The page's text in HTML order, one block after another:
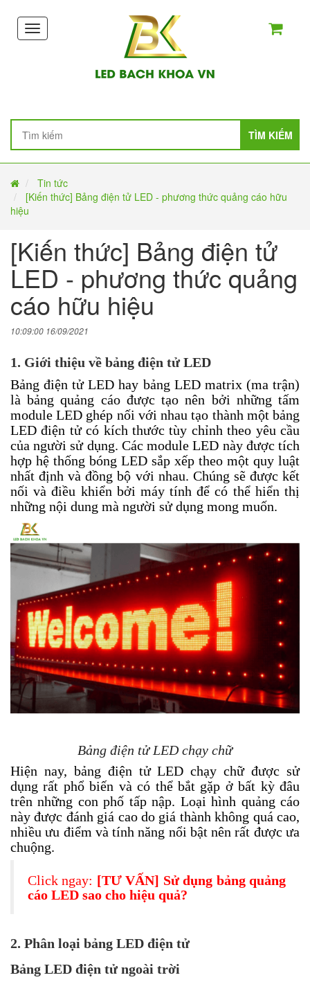
Toggle
navigation
TÌM KIẾM
Tin tức
[Kiến thức] Bảng điện tử LED - phương thức quảng cáo hữu
hiệu
[Kiến thức] Bảng điện tử
LED - phương thức quảng
cáo hữu hiệu
10:09:00 16/09/2021
1. Giới thiệu về bảng điện tử LED
Bảng điện tử LED hay bảng LED matrix (ma trận)
là bảng quảng cáo được tạo nên bởi những tấm
module LED ghép nối với nhau tạo thành một bảng
LED điện tử có kích thước tùy chỉnh theo yêu cầu
của người sử dụng. Các module LED này được tích
hợp hệ thống bóng LED sắp xếp theo một quy luật
nhất định và đồng bộ với nhau. Chúng sẽ được kết
nối và điều khiển bởi máy tính để có thể hiển thị
những nội dung mà người sử dụng mong muốn.
Bảng điện tử LED chạy chữ
Hiện nay, bảng điện tử LED chạy chữ được sử
dụng rất phổ biến và có thể bắt gặp ở bất kỳ đâu
trên những con phố tấp nập. Loại hình quảng cáo
này được đánh giá cao do giá thành không quá cao,
nhiều ưu điểm và tính năng nổi bật nên rất được ưa
chuộng.
Click ngay: [TƯ VẤN] Sử dụng bảng quảng
cáo LED sao cho hiệu quả?
2. Phân loại bảng LED điện tử
Bảng LED điện tử ngoài trời